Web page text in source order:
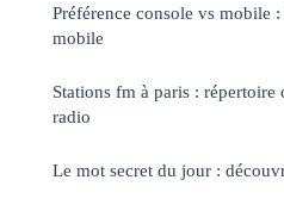
Préférence console vs mobile
mobile
Stations fm à paris : répertoire
radio
Le mot secret du jour :